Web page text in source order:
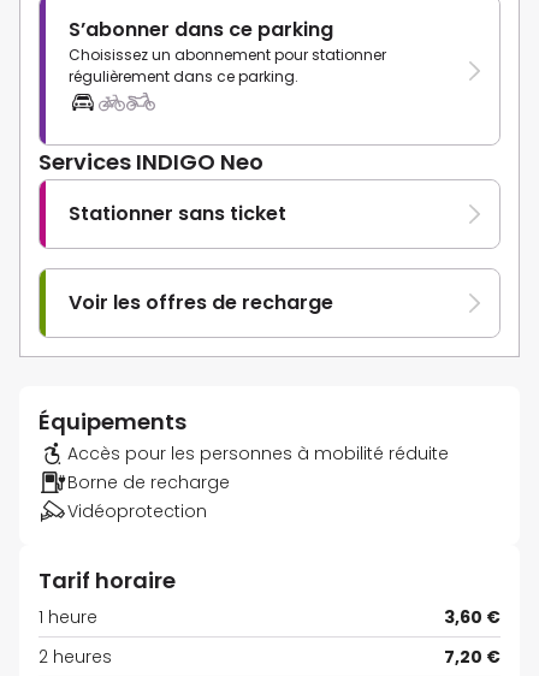
S’abonner dans ce parking
Choisissez un abonnement pour stationner
régulièrement dans ce parking.
Services INDIGO Neo
Stationner sans ticket
Voir les offres de recharge
Équipements
Accès pour les personnes à mobilité réduite
Borne de recharge
Vidéoprotection
Tarif horaire
1 heure
3,60 €
2 heures
7,20 €